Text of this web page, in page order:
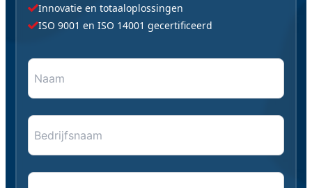
Innovatie en totaaloplossingen
ISO 9001 en ISO 14001 gecertificeerd
"Naam
*
Bedrijfsnaam
E-